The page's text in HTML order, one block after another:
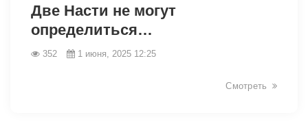
Две Насти не могут
определиться…
352 1 июня, 2025 12:25
Смотреть